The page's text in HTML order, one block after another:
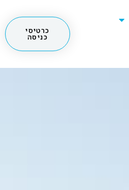
כרטיסי
כניסה